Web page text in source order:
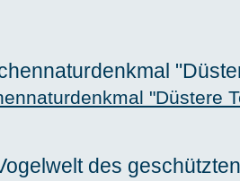
"Düstere
des